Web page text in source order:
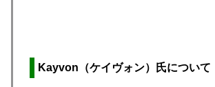
Kayvon（ケイヴォン）氏について